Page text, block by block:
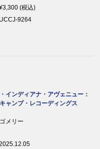
(税込)
UCCJ-9264
インディアナ・アヴェニュー：
ャンプ・レコーディングス
メリー